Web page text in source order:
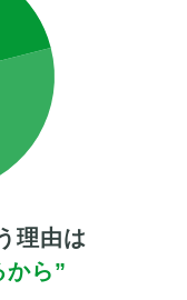
理由は
から”